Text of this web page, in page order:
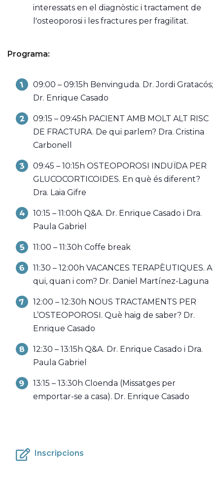
interessats en el diagnòstic i tractament de
l'osteoporosi i les fractures per fragilitat.
Programa:
09:00 – 09:15h Benvinguda. Dr. Jordi Gratacós;
Dr. Enrique Casado
09:15 – 09:45h PACIENT AMB MOLT ALT RISC
DE FRACTURA. De qui parlem? Dra. Cristina
Carbonell
09:45 – 10:15h OSTEOPOROSI INDUÏDA PER
GLUCOCORTICOIDES. En què és diferent?
Dra. Laia Gifre
10:15 – 11:00h Q&A. Dr. Enrique Casado i Dra.
Paula Gabriel
11:00 – 11:30h Coffe break
11:30 – 12:00h VACANCES TERAPÈUTIQUES. A
qui, quan i com? Dr. Daniel Martínez-Laguna
12:00 – 12:30h NOUS TRACTAMENTS PER
L’OSTEOPOROSI. Què haig de saber? Dr.
Enrique Casado
12:30 – 13:15h Q&A. Dr. Enrique Casado i Dra.
Paula Gabriel
13:15 – 13:30h Cloenda (Missatges per
emportar-se a casa). Dr. Enrique Casado
Inscripcions